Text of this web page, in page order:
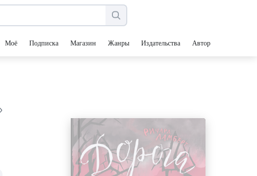
Моё Подписка Магазин Жанры Издательства Авторы